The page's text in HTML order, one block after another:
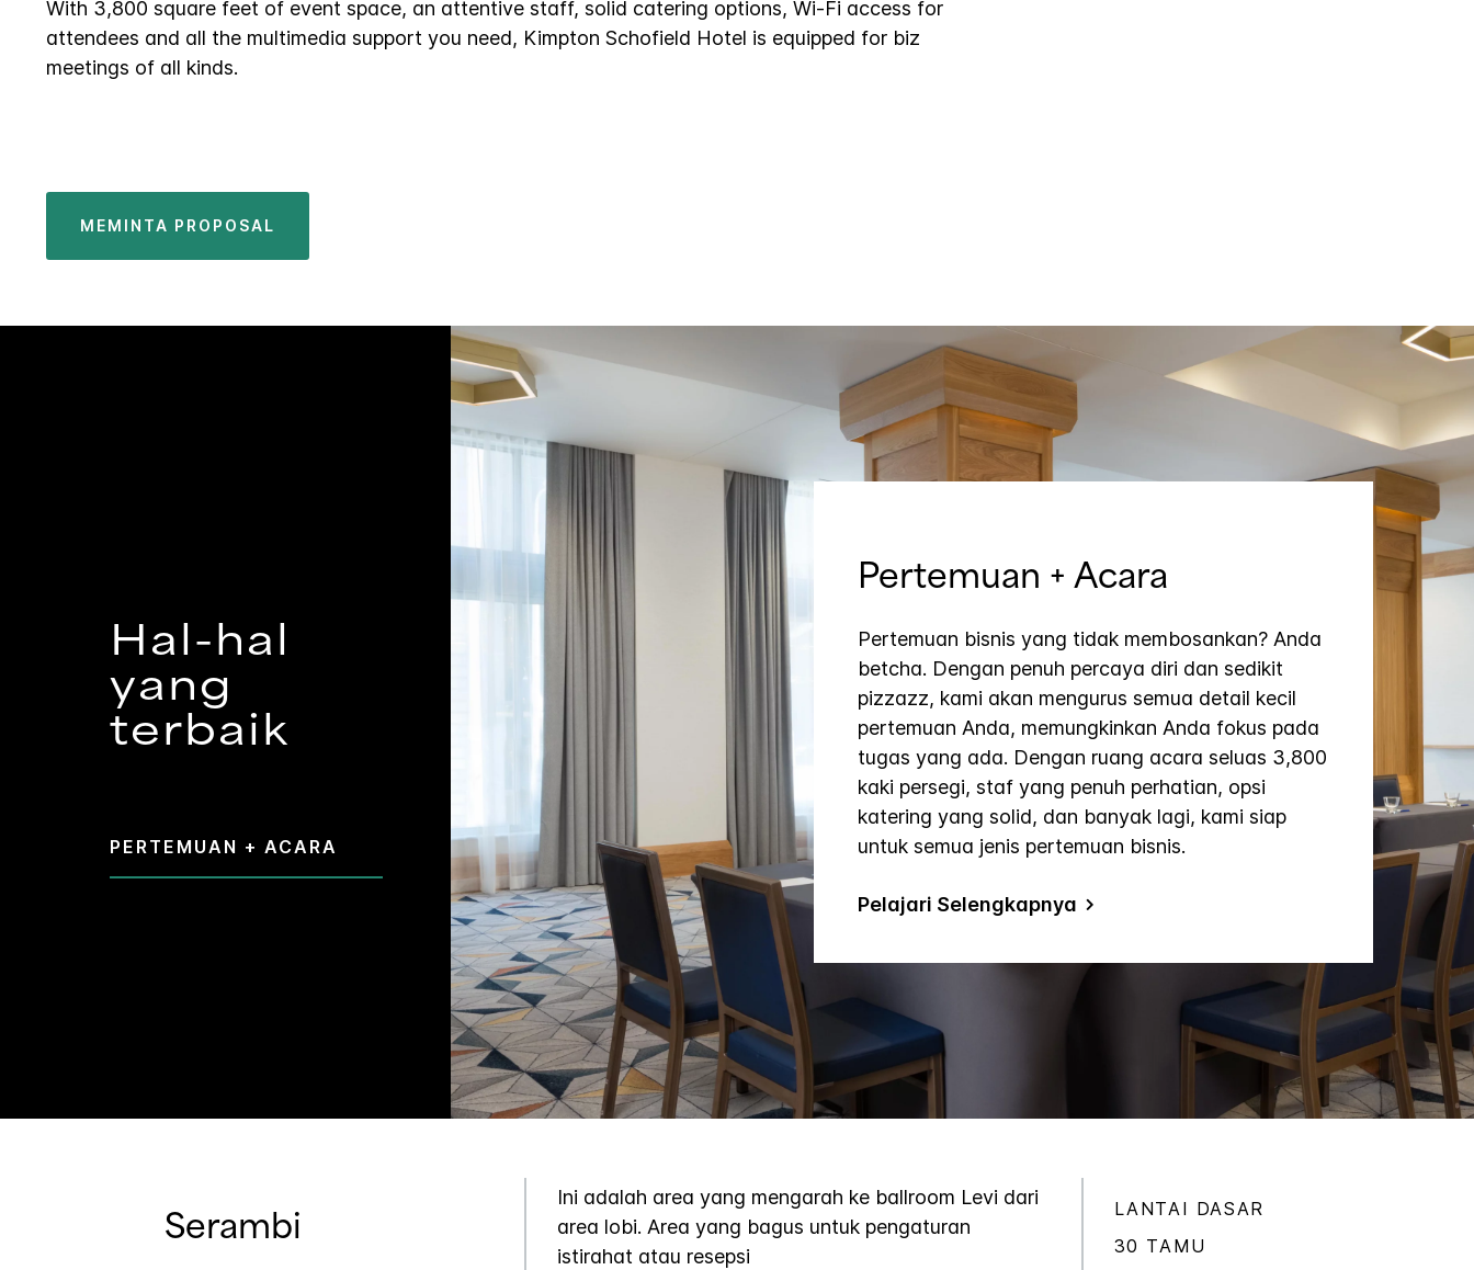
With 3,800 square feet of event space, an attentive staff, solid catering options, Wi-Fi access for
attendees and all the multimedia support you need, Kimpton Schofield Hotel is equipped for biz
meetings of all kinds.
MEMINTA PROPOSAL
Hal-hal
yang
terbaik
PERTEMUAN + ACARA
Pertemuan + Acara
Pertemuan bisnis yang tidak membosankan? Anda
betcha. Dengan penuh percaya diri dan sedikit
pizzazz, kami akan mengurus semua detail kecil
pertemuan Anda, memungkinkan Anda fokus pada
tugas yang ada. Dengan ruang acara seluas 3,800
kaki persegi, staf yang penuh perhatian, opsi
katering yang solid, dan banyak lagi, kami siap
untuk semua jenis pertemuan bisnis.
Pelajari Selengkapnya
Serambi
Ini adalah area yang mengarah ke ballroom Levi dari
area lobi. Area yang bagus untuk pengaturan
istirahat atau resepsi
LANTAI DASAR
30 TAMU